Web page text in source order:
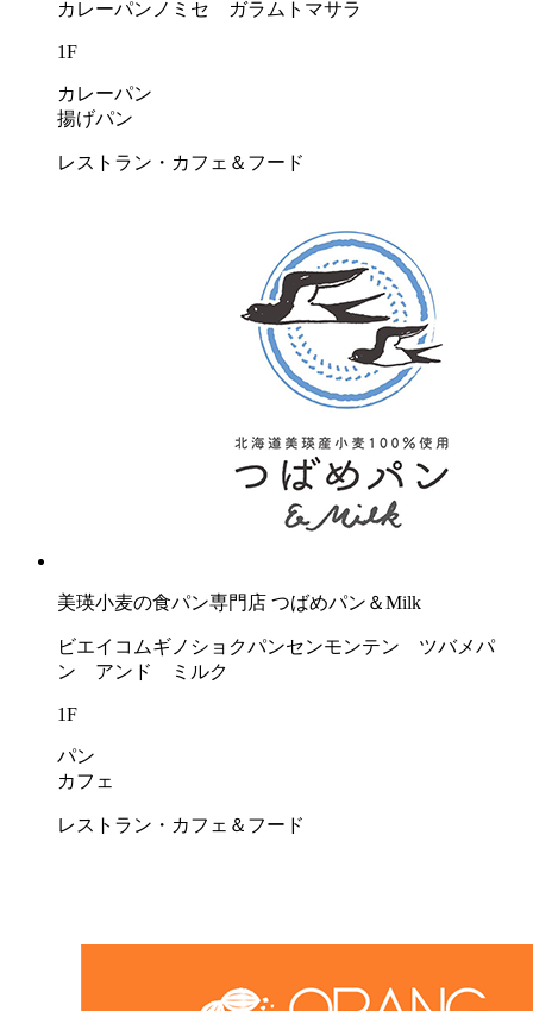
カレーパンノミセ ガラムトマサラ
1F
カレーパン
揚げパン
レストラン・カフェ＆フード
美瑛小麦の食パン専門店 つばめパン＆Milk
ビエイコムギノショクパンセンモンテン ツバメパ
ン アンド ミルク
1F
パン
カフェ
レストラン・カフェ＆フード